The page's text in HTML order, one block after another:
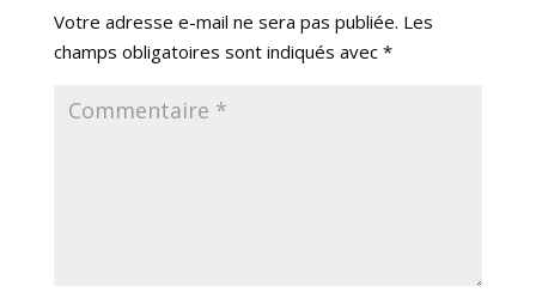
Votre adresse e-mail ne sera pas publiée. Les
champs obligatoires sont indiqués avec *